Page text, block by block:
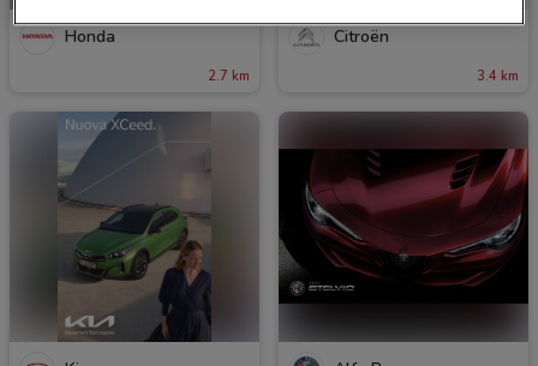
Honda
2.7 km
Citroën
3.4 km